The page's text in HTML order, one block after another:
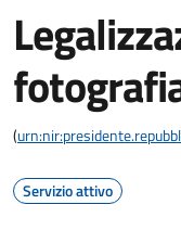
(
Servizio attivo